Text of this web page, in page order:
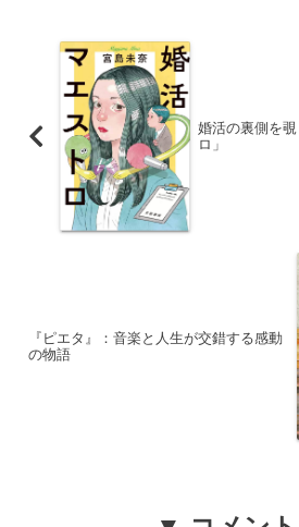
婚活の裏側を
ロ」
『ピエタ』：音楽と人生が交錯する感動
の物語